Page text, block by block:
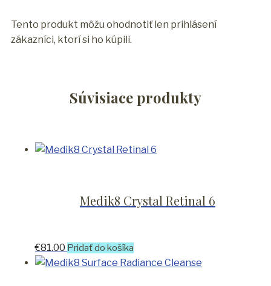
Tento produkt môžu ohodnotiť len prihlásení
zákazníci, ktorí si ho kúpili.
Súvisiace produkty
Medik8 Crystal Retinal 6
€81.00 Pridať do košíka